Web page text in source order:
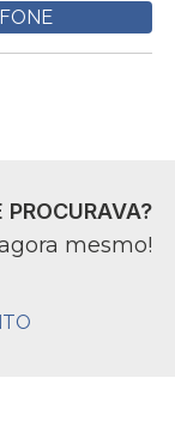
PROCURAVA?
mesmo!